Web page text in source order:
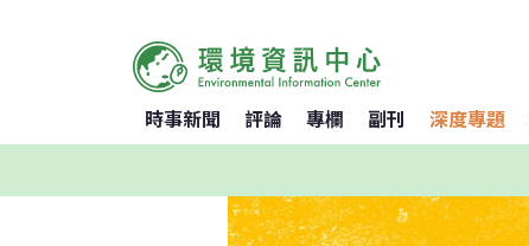
時事新聞 評論 專欄 副刊 深度專題